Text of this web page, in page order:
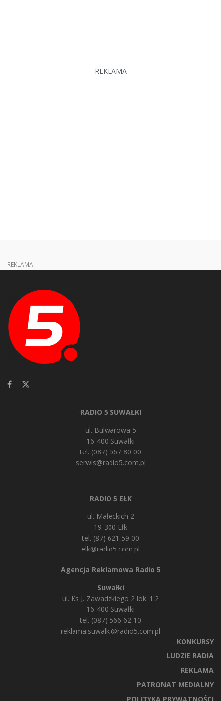
REKLAMA
REKLAMA
RADIO 5 SUWAŁKI
ul. Bulwarowa 5
16-400 Suwałki
tel. (087) 567 80 00
serwis@radio5.com.pl
RADIO 5 EŁK
ul. Małeckich 2
19-300 Ełk
tel. (87) 621 59 00
elk@radio5.com.pl
Agencja Reklamowa Radio 5
Suwałki
ul. Ks J. Zawadzkiego 2 lok. 1.2
16-400 Suwałki
tel. (087) 566 62 10
reklama.suwalki@radio5.com.pl
KONKURSY
LUDZIE RADIA
REKLAMA
PATRONAT MEDIALNY
POLITYKA PRYWATNOŚCI